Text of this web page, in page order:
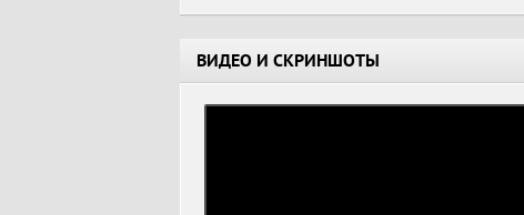
ВИДЕО И СКРИНШОТЫ